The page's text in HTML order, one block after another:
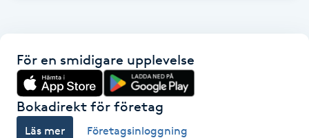
Healing
Herrklippning
För en smidigare upplevelse
Bokadirekt för företag
Läs mer Företagsinloggning